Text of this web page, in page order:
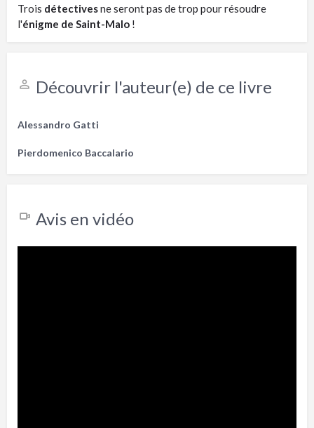
Trois détectivesne seront pas de trop pour résoudre
l'énigme de Saint-Malo !
Découvrir l'auteur(e) de ce livre
Alessandro Gatti
Pierdomenico Baccalario
Avis en vidéo